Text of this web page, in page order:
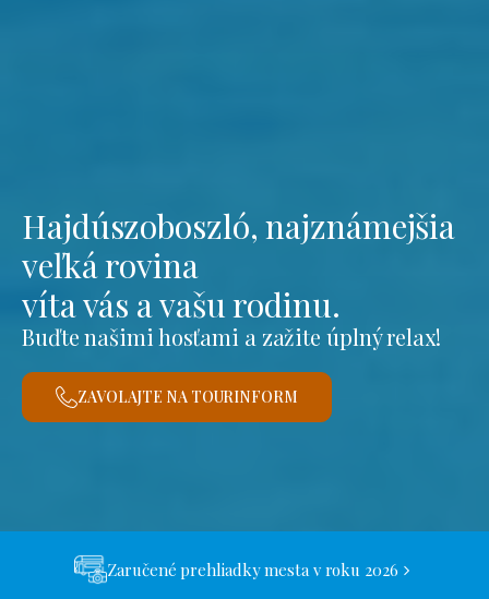
Hajdúszoboszló, najznámejšia
veľká rovina
víta vás a vašu rodinu.
Buďte našimi hosťami a zažite úplný relax!
ZAVOLAJTE NA TOURINFORM
Zaručené prehliadky mesta v roku 2026